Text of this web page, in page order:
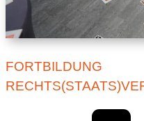
FORTBILDUNG